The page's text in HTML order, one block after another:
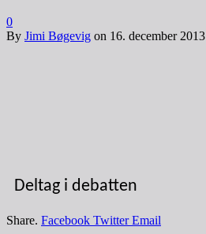
0
By Jimi Bøgevig on 16. december 2013
Deltag i debatten
Share. Facebook Twitter Email